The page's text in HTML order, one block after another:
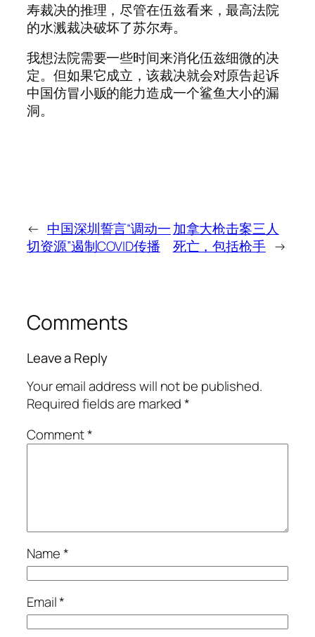
寿裁决的推理，尽管在伍兹看来，最高法院
的水溅裁决破坏了苏尔寿。
我想法院需要一些时间来消化伍兹细微的决
定。但如果它成立，该裁决就会对原告起诉
中国仿冒小贩的能力造成一个鲨鱼大小的漏
洞。
← 中国深圳誓言“调动一
切资源”遏制COVID传播
加拿大枪击案三人
死亡，包括枪手 →
Comments
Leave a Reply
Your email address will not be published.
Required fields are marked*
Comment*
Name*
Email*